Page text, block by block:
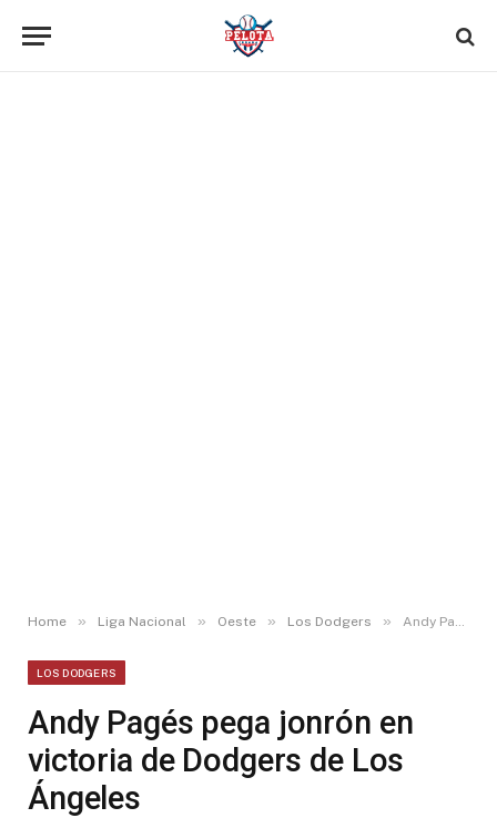
Home » Liga Nacional » Oeste » Los Dodgers » Andy Pagés pega jonrón en victoria de Dodgers de Los Ángeles
LOS DODGERS
Andy Pagés pega jonrón en
victoria de Dodgers de Los
Ángeles